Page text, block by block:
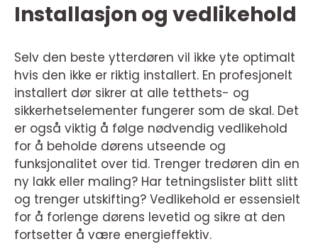
Installasjon og vedlikehold
Selv den beste ytterdøren vil ikke yte optimalt
hvis den ikke er riktig installert. En profesjonelt
installert dør sikrer at alle tetthets- og
sikkerhetselementer fungerer som de skal. Det
er også viktig å følge nødvendig vedlikehold
for å beholde dørens utseende og
funksjonalitet over tid. Trenger tredøren din en
ny lakk eller maling? Har tetningslister blitt slitt
og trenger utskifting? Vedlikehold er essensielt
for å forlenge dørens levetid og sikre at den
fortsetter å være energieffektiv.